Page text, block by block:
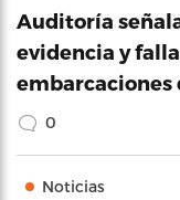
Auditoría
evidencia y
embarcaciones
0
Noticias